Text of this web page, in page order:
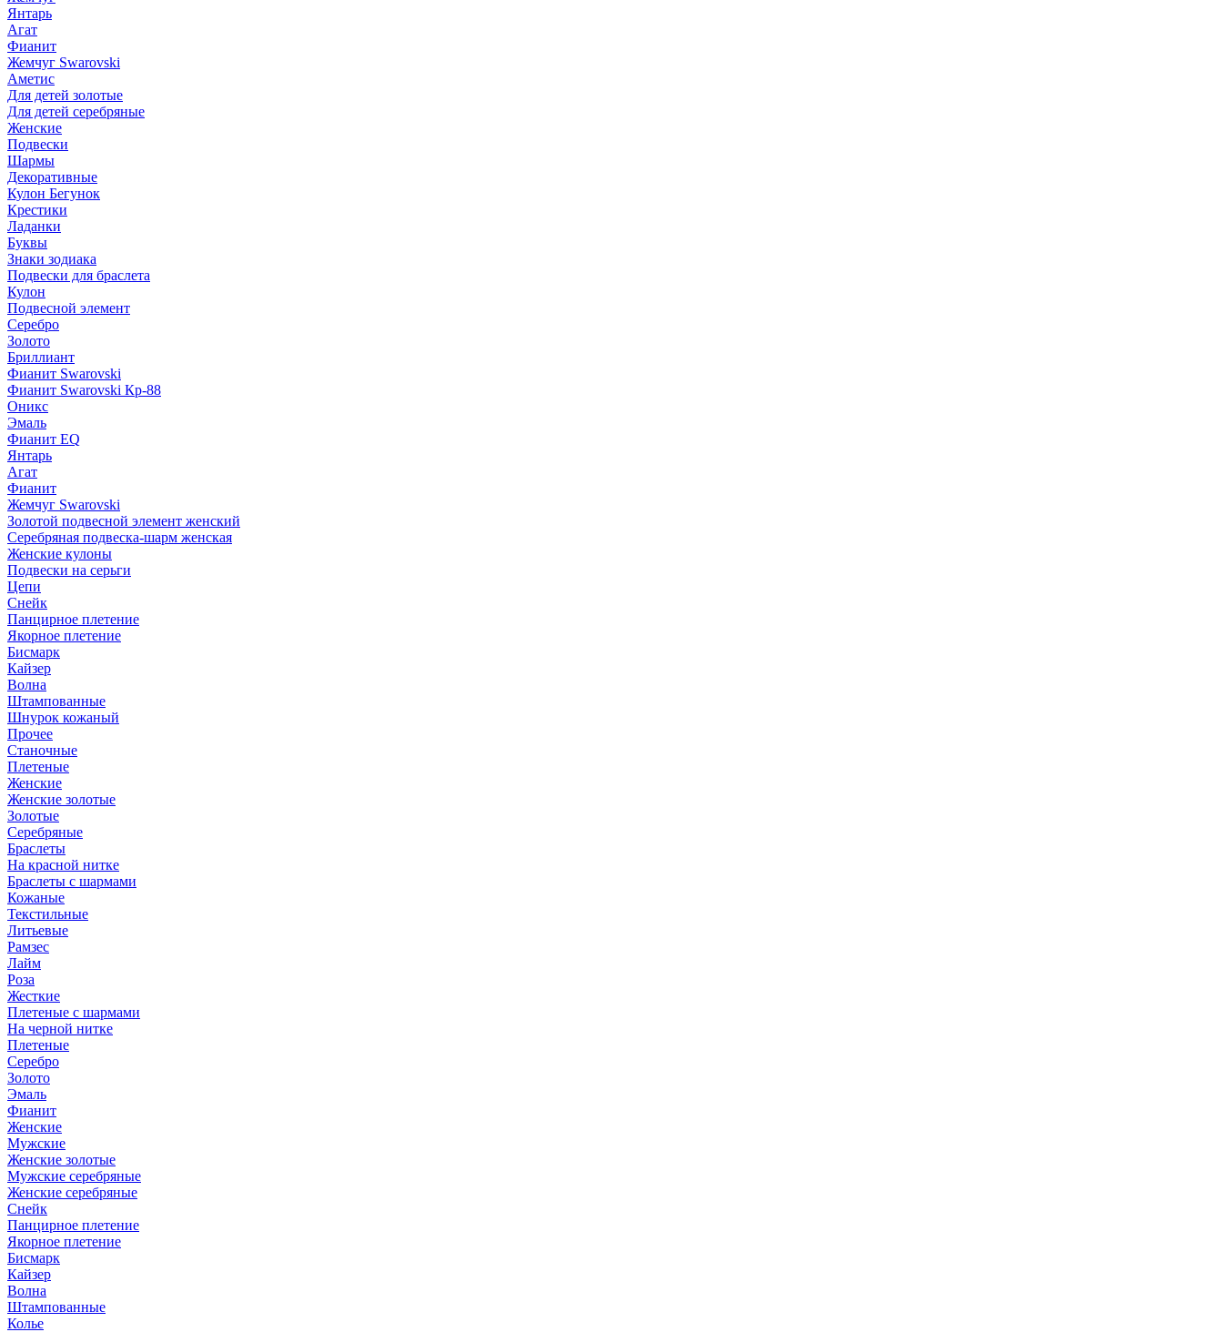
Янтарь
Агат
Фианит
Жемчуг Swarovski
Аметис
Для детей золотые
Для детей серебряные
Женские
Подвески
Шармы
Декоративные
Кулон Бегунок
Крестики
Ладанки
Буквы
Знаки зодиака
Подвески для браслета
Кулон
Подвесной элемент
Серебро
Золото
Бриллиант
Фианит Swarovski
Фианит Swarovski Кр-88
Оникс
Эмаль
Фианит EQ
Янтарь
Агат
Фианит
Жемчуг Swarovski
Золотой подвесной элемент женcкий
Серебряная подвеска-шарм женская
Женские кулоны
Подвески на серьги
Цепи
Снейк
Панцирное плетение
Якорное плетение
Бисмарк
Кайзер
Волна
Штампованные
Шнурок кожаный
Прочее
Станочные
Плетеные
Женские
Женские золотые
Золотые
Серебряные
Браслеты
На красной нитке
Браслеты с шармами
Кожаные
Текстильные
Литьевые
Рамзес
Лайм
Роза
Жесткие
Плетеные с шармами
На черной нитке
Плетеные
Серебро
Золото
Эмаль
Фианит
Женские
Мужские
Женские золотые
Мужские серебряные
Женские серебряные
Снейк
Панцирное плетение
Якорное плетение
Бисмарк
Кайзер
Волна
Штампованные
Колье